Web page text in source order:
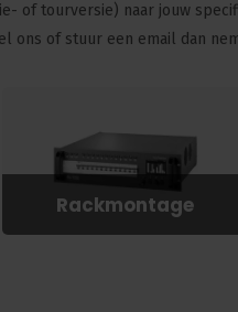
of tourversie) naar jouw
ons of stuur een email dan
Rackmontage